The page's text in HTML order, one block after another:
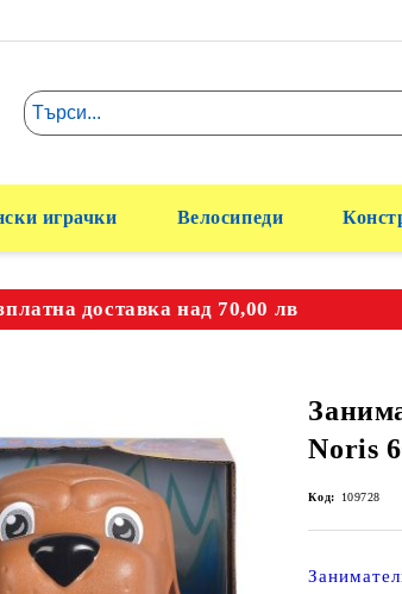
играчки Велосипеди
доставка над 70,00 лв
Noris
Код: 109728